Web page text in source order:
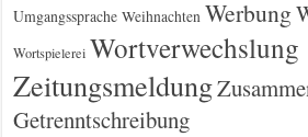
Umgangssprache Weihnachten Werbung
Wortspielerei Wortverwechslung
Zeitungsmeldung
Getrenntschreibung